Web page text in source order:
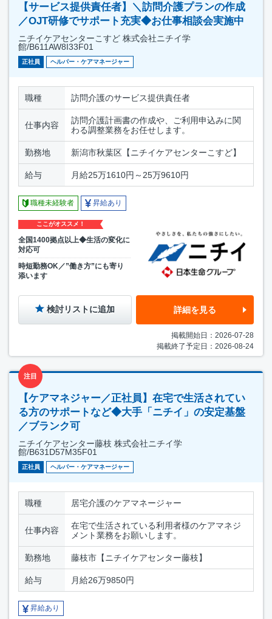
【サービス提供責任者】＼訪問介護プランの作成
／OJT研修でサポート充実◆お仕事相談会実施中
ニチイケアセンターこすど 株式会社ニチイ学
館/B611AW8I33F01
正社員 ヘルパー・ケアマネージャー
職種 訪問介護のサービス提供責任者
仕事内容
訪問介護計画書の作成や、ご利用申込みに関
わる調整業務をお任せします。
勤務地 新潟市秋葉区【ニチイケアセンターこすど】
給与 月給25万1610円～25万9610円
職種未経験者 昇給あり
ここがオススメ！
全国1400拠点以上◆生活の変化に
対応可
時短勤務OK／”働き方”にも寄り
添います
検討リストに追加 詳細を見る
掲載開始日：2026-07-28
掲載終了予定日：2026-08-24
注目
【ケアマネジャー／正社員】在宅で生活されてい
る方のサポートなど◆大手「ニチイ」の安定基盤
／ブランク可
ニチイケアセンター藤枝 株式会社ニチイ学
館/B631D57M35F01
正社員 ヘルパー・ケアマネージャー
職種 居宅介護のケアマネージャー
仕事内容
在宅で生活されている利用者様のケアマネジ
メント業務をお願いします。
勤務地 藤枝市【ニチイケアセンター藤枝】
給与 月給26万9850円
昇給あり